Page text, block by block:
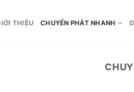
THIỆU CHUYỂN PHÁT NHANH